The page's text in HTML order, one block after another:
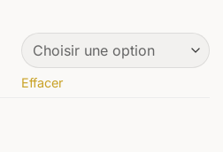
Effacer